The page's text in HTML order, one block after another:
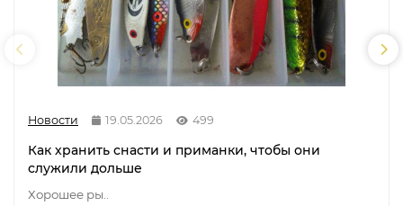
Новости 19.05.2026 499
Как хранить снасти и приманки, чтобы они
служили дольше
Хорошее ры..